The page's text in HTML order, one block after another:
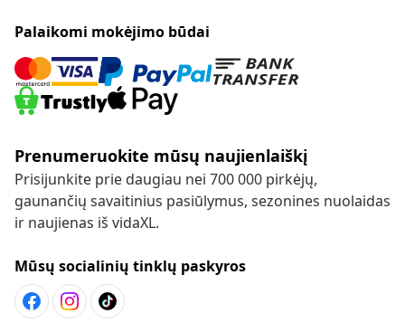
Palaikomi mokėjimo būdai
Prenumeruokite mūsų naujienlaiškį
Prisijunkite prie daugiau nei 700 000 pirkėjų,
gaunančių savaitinius pasiūlymus, sezonines nuolaidas
ir naujienas iš vidaXL.
Mūsų socialinių tinklų paskyros